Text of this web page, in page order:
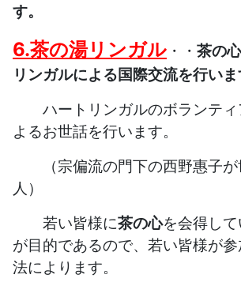
す。
6.茶の湯リンガル ・・ 茶の
リンガルによる国際交流を行いま
ハートリンガルのボランティ
よるお世話を行います。
（宗偏流の門下の西野惠子が
人）
若い皆様に茶の心を会得し
が目的であるので、若い皆様が
法によります。